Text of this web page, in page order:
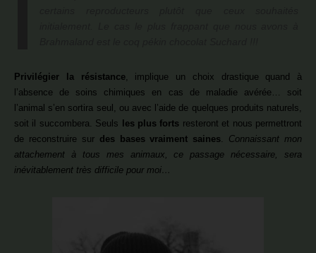
Privilégier la résistance, implique un choix drastique quand à
l’absence de soins chimiques en cas de maladie avérée… soit
l’animal s’en sortira seul, ou avec l’aide de quelques produits naturels,
soit il succombera. Seuls les plus forts resteront et nous permettront
de reconstruire sur des bases vraiment saines
Connaissant mon
attachement à tous mes animaux, ce passage nécessaire, sera
inévitablement très difficile pour moi…